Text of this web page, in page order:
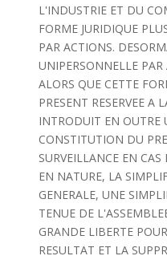
L'INDUSTRIE ET DU
FORME JURIDIQUE
PAR ACTIONS.
UNIPERSONNELLE
ALORS QUE CETTE
PRESENT RESERVEE A
INTRODUIT EN OUTRE
CONSTITUTION DU
SURVEILLANCE EN
EN NATURE, LA
GENERALE, UNE
TENUE DE
GRANDE LIBERTE
RESULTAT ET LA